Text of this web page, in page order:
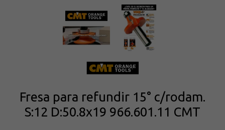
Fresa para refundir 15° c/rodam.
S:12 D:50.8x19 966.601.11 CMT